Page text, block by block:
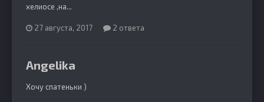
хелиосе ,на...
27 августа, 2017 2 ответа
Angelika
Хочу спатеньки )